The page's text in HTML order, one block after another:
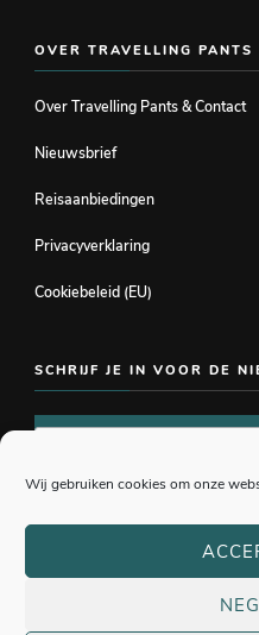
Wij gebruiken cookies om onze
OVER TRAVELLING PANTS
Over Travelling Pants & Contact
Nieuwsbrief
Reisaanbiedingen
Privacyverklaring
Cookiebeleid (EU)
SCHRIJF JE IN VOOR DE
© Copyright 2026